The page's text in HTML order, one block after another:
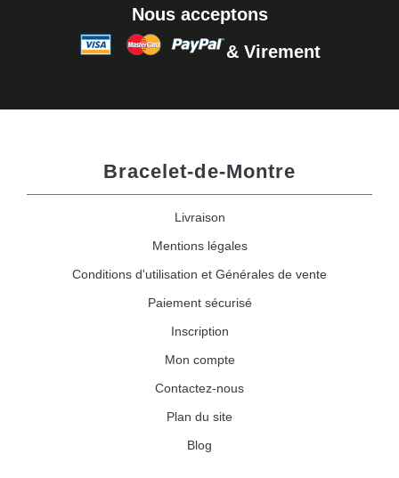
Nous acceptons
& Virement
Bracelet-de-Montre
Livraison
Mentions légales
Conditions d'utilisation et Générales de vente
Paiement sécurisé
Inscription
Mon compte
Contactez-nous
Plan du site
Blog